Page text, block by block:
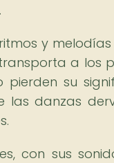
y
a los
su
las danzas
con sus